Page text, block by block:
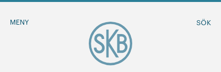
SÖK
MENY